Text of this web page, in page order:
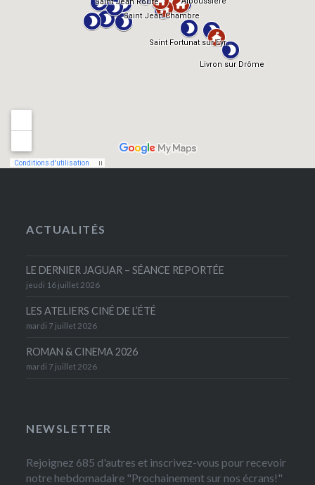
ACTUALITÉS
LE DERNIER JAGUAR – SÉANCE REPORTÉE
jeudi 16 juillet 2026
LES ATELIERS CINÉ DE L’ÉTÉ
mardi 7 juillet 2026
ROMAN & CINEMA 2026
mardi 7 juillet 2026
NEWSLETTER
Rejoignez 685 d'autres et inscrivez-vous pour recevoir
notre hebdomadaire "Prochainement sur nos écrans!"